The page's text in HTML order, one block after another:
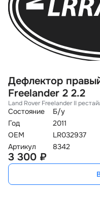
Дефлектор
Freelander 2 2.2
Land Rover Freelander II
Состояние
Б/у
Год
2011
OEM
LR032937
Артикул
8342
3 300 ₽